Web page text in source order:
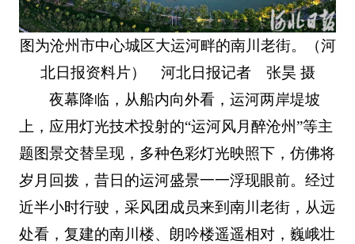
图为沧州市中心城区大运河畔的南川老街。（河
北日报资料片） 河北日报记者 张昊 摄
夜幕降临，从船内向外看，运河两岸堤坡
上，应用灯光技术投射的“运河风月醉沧州”等主
题图景交替呈现，多种色彩灯光映照下，仿佛将
岁月回拨，昔日的运河盛景一一浮现眼前。经过
近半小时行驶，采风团成员来到南川老街，从远
处看，复建的南川楼、朗吟楼遥遥相对，巍峨壮